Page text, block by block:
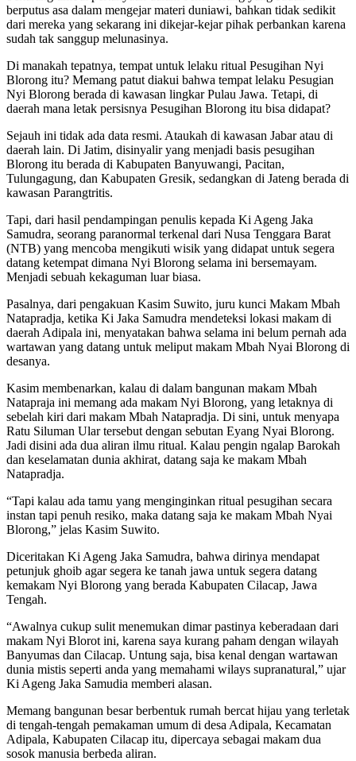
berputus asa dalam mengejar materi duniawi, bahkan tidak sedikit
dari mereka yang sekarang ini dikejar-kejar pihak perbankan karena
sudah tak sanggup melunasinya.
Di manakah tepatnya, tempat untuk lelaku ritual Pesugihan Nyi
Blorong itu? Memang patut diakui bahwa tempat lelaku Pesugian
Nyi Blorong berada di kawasan lingkar Pulau Jawa. Tetapi, di
daerah mana letak persisnya Pesugihan Blorong itu bisa didapat?
Sejauh ini tidak ada data resmi. Ataukah di kawasan Jabar atau di
daerah lain. Di Jatim, disinyalir yang menjadi basis pesugihan
Blorong itu berada di Kabupaten Banyuwangi, Pacitan,
Tulungagung, dan Kabupaten Gresik, sedangkan di Jateng berada di
kawasan Parangtritis.
Tapi, dari hasil pendampingan penulis kepada Ki Ageng Jaka
Samudra, seorang paranormal terkenal dari Nusa Tenggara Barat
(NTB) yang mencoba mengikuti wisik yang didapat untuk segera
datang ketempat dimana Nyi Blorong selama ini bersemayam.
Menjadi sebuah kekaguman luar biasa.
Pasalnya, dari pengakuan Kasim Suwito, juru kunci Makam Mbah
Natapradja, ketika Ki Jaka Samudra mendeteksi lokasi makam di
daerah Adipala ini, menyatakan bahwa selama ini belum pernah ada
wartawan yang datang untuk meliput makam Mbah Nyai Blorong di
desanya.
Kasim membenarkan, kalau di dalam bangunan makam Mbah
Natapraja ini memang ada makam Nyi Blorong, yang letaknya di
sebelah kiri dari makam Mbah Natapradja. Di sini, untuk menyapa
Ratu Siluman Ular tersebut dengan sebutan Eyang Nyai Blorong.
Jadi disini ada dua aliran ilmu ritual. Kalau pengin ngalap Barokah
dan keselamatan dunia akhirat, datang saja ke makam Mbah
Natapradja.
“Tapi kalau ada tamu yang menginginkan ritual pesugihan secara
instan tapi penuh resiko, maka datang saja ke makam Mbah Nyai
Blorong,” jelas Kasim Suwito.
Diceritakan Ki Ageng Jaka Samudra, bahwa dirinya mendapat
petunjuk ghoib agar segera ke tanah jawa untuk segera datang
kemakam Nyi Blorong yang berada Kabupaten Cilacap, Jawa
Tengah.
“Awalnya cukup sulit menemukan dimar pastinya keberadaan dari
makam Nyi Blorot ini, karena saya kurang paham dengan wilayah
Banyumas dan Cilacap. Untung saja, bisa kenal dengan wartawan
dunia mistis seperti anda yang memahami wilays supranatural,” ujar
Ki Ageng Jaka Samudia memberi alasan.
Memang bangunan besar berbentuk rumah bercat hijau yang terletak
di tengah-tengah pemakaman umum di desa Adipala, Kecamatan
Adipala, Kabupaten Cilacap itu, dipercaya sebagai makam dua
sosok manusia berbeda aliran.